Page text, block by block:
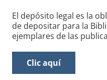
El depósito legal es la
de depositar para la
ejemplares de las
Clic aquí